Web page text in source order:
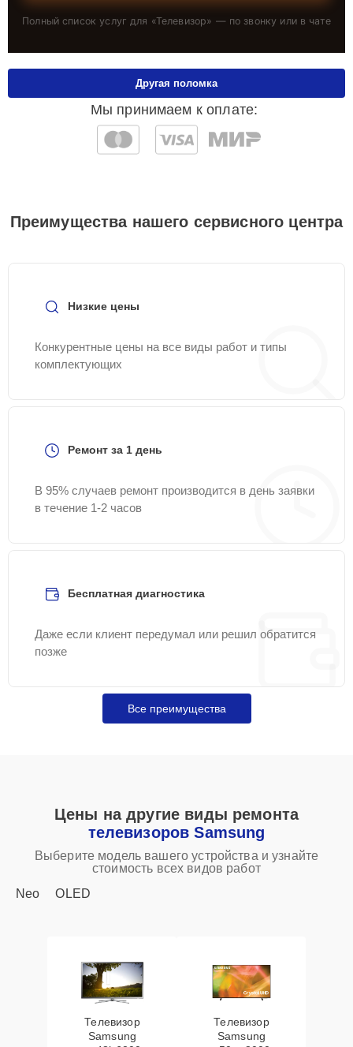
Полный список услуг для «Телевизор» — по звонку или в чате
Мы принимаем к оплате:
Другая поломка
Преимущества нашего сервисного центра
Низкие цены
Конкурентные цены на все виды работ и типы
комплектующих
Ремонт за 1 день
В 95% случаев ремонт производится в день заявки
в течение 1-2 часов
Бесплатная диагностика
Даже если клиент передумал или решил обратится
позже
Все преимущества
Цены на другие виды ремонта
телевизоров Samsung
Выберите модель вашего устройства и узнайте
стоимость всех видов работ
Neo
OLED
Телевизор
Samsung
Телевизор
Samsung